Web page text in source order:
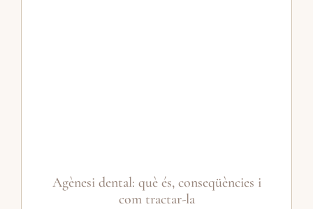
Agènesi dental: què és, conseqüències i
com tractar-la